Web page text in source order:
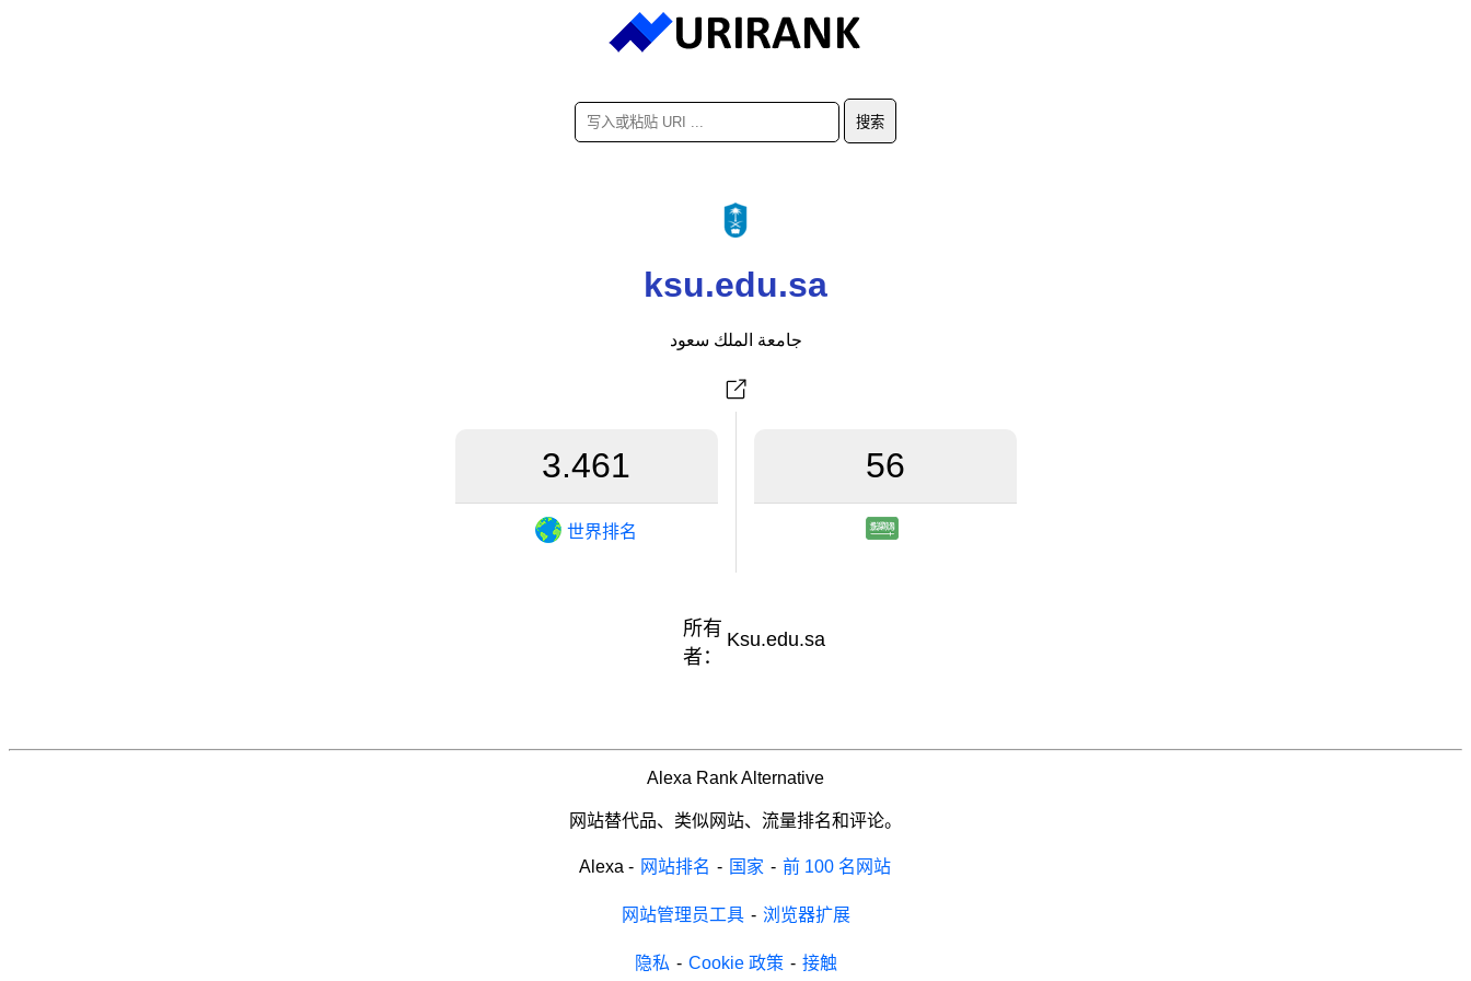
ksu.edu.sa
جامعة الملك سعود
3.461
世界排名
56
所有
者：
Ksu.edu.sa
Alexa Rank Alternative
网站替代品、类似网站、流量排名和评论。
Alexa - 网站排名 - 国家 - 前 100 名网站
网站管理员工具 - 浏览器扩展
隐私 - Cookie 政策 - 接触